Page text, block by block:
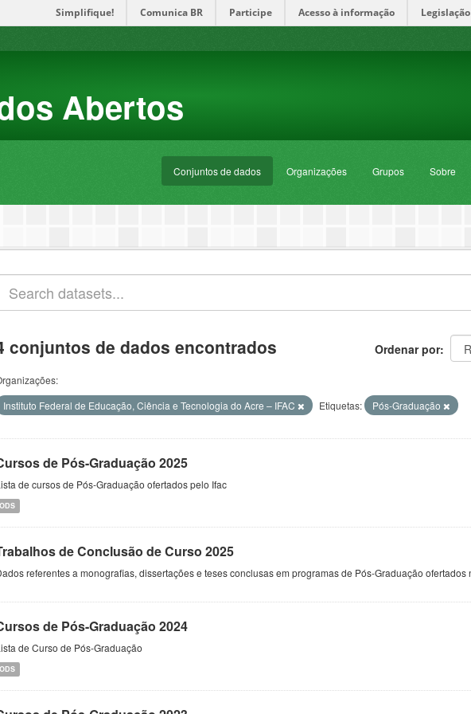
Simplifique! Comunica BR Participe Acesso à informação Legislação
Abertos
Conjuntos de dados Organizações Grupos Sobre
Ordenar por
conjuntos de dados encontrados
Instituto Federal de Educação, Ciência e Tecnologia do Acre – IFAC
Etiquetas: Pós-Graduação
de Pós-Graduação 2025
de cursos de Pós-Graduação ofertados pelo Ifac
ODS
de Conclusão de Curso 2025
referentes a monografias, dissertações e teses conclusas em programas de Pós-Graduação ofertados
de Pós-Graduação 2024
de Curso de Pós-Graduação
ODS